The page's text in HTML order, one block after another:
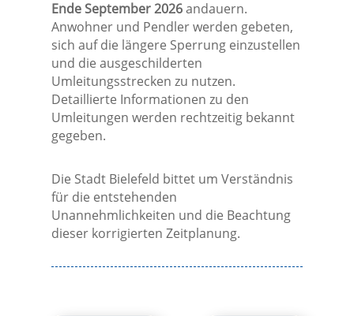
Ende September 2026andauern.
Anwohner und Pendler werden gebeten,
sich auf die längere Sperrung einzustellen
und die ausgeschilderten
Umleitungsstrecken zu nutzen.
Detaillierte Informationen zu den
Umleitungen werden rechtzeitig bekannt
gegeben.
Die Stadt Bielefeld bittet um Verständnis
für die entstehenden
Unannehmlichkeiten und die Beachtung
dieser korrigierten Zeitplanung.